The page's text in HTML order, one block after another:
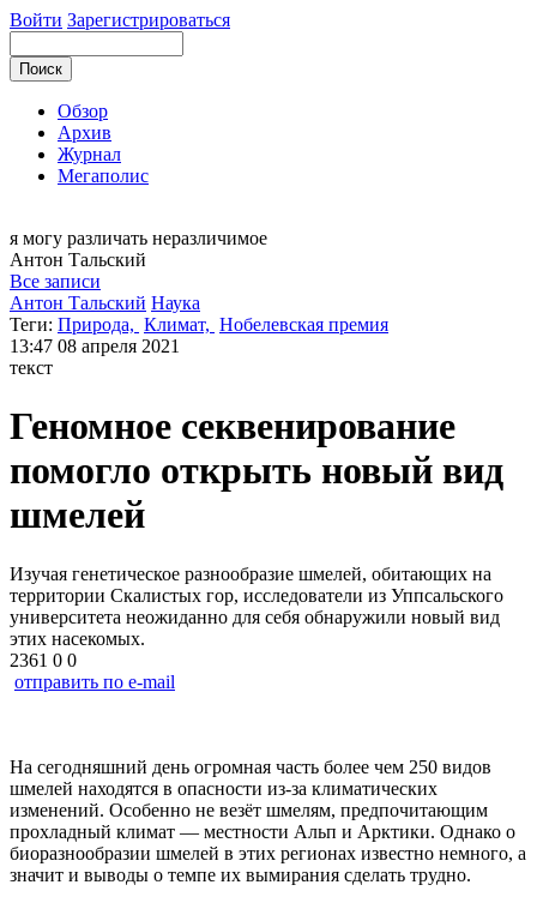
Войти Зарегистрироваться
Обзор
Архив
Журнал
Мегаполис
я могу различать неразличимое
Антон Тальский
Все записи
Антон Тальский Наука
Теги: Природа, Климат, Нобелевская премия
13:47 08 апреля 2021
текст
Геномное секвенирование
помогло открыть новый вид
шмелей
Изучая генетическое разнообразие шмелей, обитающих на
территории Скалистых гор, исследователи из Уппсальского
университета неожиданно для себя обнаружили новый вид
этих насекомых.
2361 0 0
отправить по e-mail
На сегодняшний день огромная часть более чем 250 видов
шмелей находятся в опасности из-за климатических
изменений. Особенно не везёт шмелям, предпочитающим
прохладный климат — местности Альп и Арктики. Однако о
биоразнообразии шмелей в этих регионах известно немного, а
значит и выводы о темпе их вымирания сделать трудно.